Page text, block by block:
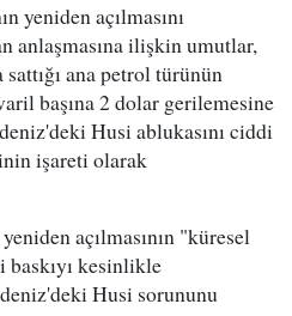
yeniden açılmasını
anlaşmasına ilişkin umutlar,
ana petrol türünün
başına 2 dolar gerilemesine
Husi ablukasını ciddi
işareti olarak
açılmasının "küresel
baskıyı kesinlikle
Husi sorununu